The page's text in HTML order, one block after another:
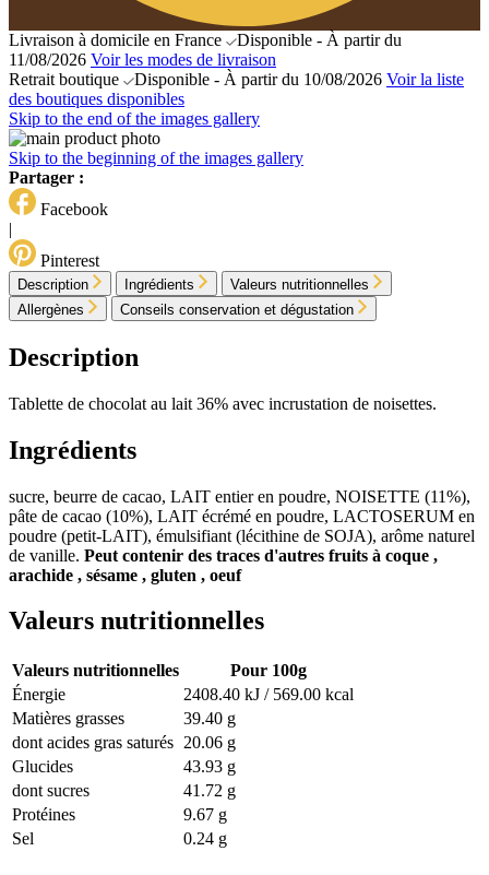
Livraison à domicile en France
Disponible - À partir du
11/08/2026 Voir les modes de livraison
Retrait boutique
Disponible - À partir du 10/08/2026 Voir la liste
des boutiques disponibles
Skip to the end of the images gallery
Skip to the beginning of the images gallery
Partager :
Facebook
|
Pinterest
Description Ingrédients
Valeurs nutritionnelles
Allergènes
Conseils conservation et dégustation
Description
Tablette de chocolat au lait 36% avec incrustation de noisettes.
Ingrédients
sucre, beurre de cacao, LAIT entier en poudre, NOISETTE (11%),
pâte de cacao (10%), LAIT écrémé en poudre, LACTOSERUM en
poudre (petit-LAIT), émulsifiant (lécithine de SOJA), arôme naturel
de vanille. Peut contenir des traces d'autres fruits à coque ,
arachide , sésame , gluten , oeuf
Valeurs nutritionnelles
Valeurs nutritionnelles
Pour 100g
Énergie
2408.40 kJ / 569.00 kcal
Matières grasses
39.40 g
dont acides gras saturés 20.06 g
Glucides
43.93 g
dont sucres
41.72 g
Protéines
9.67 g
Sel
0.24 g